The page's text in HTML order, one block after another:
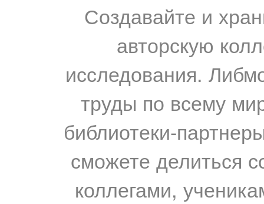
Создавайте и
авторскую
исследования.
труды по всему
библиотеки-
сможете делиться
коллегами,